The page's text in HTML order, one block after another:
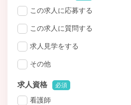
この求人に応募する
この求人に質問する
求人見学をする
その他
求人資格 必須
看護師